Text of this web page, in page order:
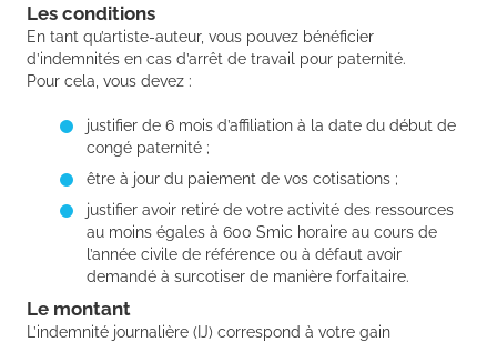
Les conditions
En tant qu’artiste-auteur, vous pouvez bénéficier
d’indemnités en cas d’arrêt de travail pour paternité.
Pour cela, vous devez :
justifier de 6 mois d’affiliation à la date du début de
congé paternité ;
être à jour du paiement de vos cotisations ;
justifier avoir retiré de votre activité des ressources
au moins égales à 600 Smic horaire au cours de
l’année civile de référence ou à défaut avoir
demandé à surcotiser de manière forfaitaire.
Le montant
L’indemnité journalière (IJ) correspond à votre gain